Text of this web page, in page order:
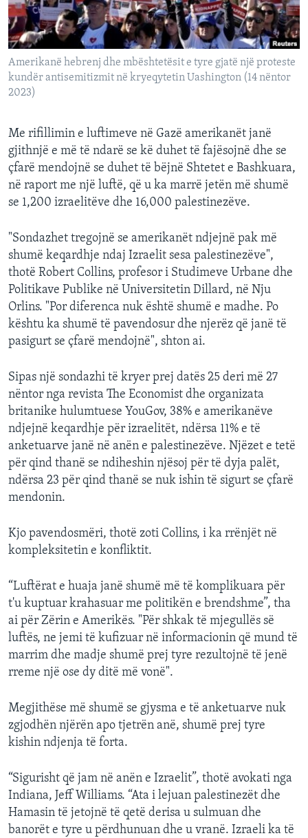
INTERVISTA
DITARI
Amerikanë hebrenj dhe mbështetësit e tyre gjatë një proteste
kundër antisemitizmit në kryeqytetin Uashington (14 nëntor
2023)
Me rifillimin e luftimeve në Gazë amerikanët janë
gjithnjë e më të ndarë se kë duhet të fajësojnë dhe se
çfarë mendojnë se duhet të bëjnë Shtetet e Bashkuara,
në raport me një luftë, që u ka marrë jetën më shumë
se 1,200 izraelitëve dhe 16,000 palestinezëve.
"Sondazhet tregojnë se amerikanët ndjejnë pak më
shumë keqardhje ndaj Izraelit sesa palestinezëve",
thotë Robert Collins, profesor i Studimeve Urbane dhe
Politikave Publike në Universitetin Dillard, në Nju
Orlins. "Por diferenca nuk është shumë e madhe. Po
kështu ka shumë të pavendosur dhe njerëz që janë të
pasigurt se çfarë mendojnë", shton ai.
Sipas një sondazhi të kryer prej datës 25 deri më 27
nëntor nga revista The Economist dhe organizata
britanike hulumtuese YouGov, 38% e amerikanëve
ndjejnë keqardhje për izraelitët, ndërsa 11% e të
anketuarve janë në anën e palestinezëve. Njëzet e tetë
për qind thanë se ndiheshin njësoj për të dyja palët,
ndërsa 23 për qind thanë se nuk ishin të sigurt se çfarë
mendonin.
Kjo pavendosmëri, thotë zoti Collins, i ka rrënjët në
kompleksitetin e konfliktit.
“Luftërat e huaja janë shumë më të komplikuara për
t'u kuptuar krahasuar me politikën e brendshme”, tha
ai për Zërin e Amerikës. "Për shkak të mjegullës së
luftës, ne jemi të kufizuar në informacionin që mund të
marrim dhe madje shumë prej tyre rezultojnë të jenë
rreme një ose dy ditë më vonë".
Megjithëse më shumë se gjysma e të anketuarve nuk
zgjodhën njërën apo tjetrën anë, shumë prej tyre
kishin ndjenja të forta.
“Sigurisht që jam në anën e Izraelit”, thotë avokati nga
Indiana, Jeff Williams. “Ata i lejuan palestinezët dhe
Hamasin të jetojnë të qetë derisa u sulmuan dhe
banorët e tyre u përdhunuan dhe u vranë. Izraeli ka të